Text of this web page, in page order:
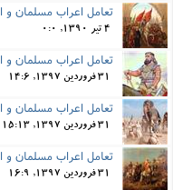
4 تیر 1390, 0:0
تعامل اعراب مسلمان و ایرانیان (7) اهداف اعراب از
31 فروردین 1397, 14:6
تعامل اعراب مسلمان و ایرانیان (8) اهداف اعراب از
31 فروردین 1397, 15:13
تعامل اعراب مسلمان و ایرانیان (9) دست‌آورد
31 فروردین 1397, 16:9